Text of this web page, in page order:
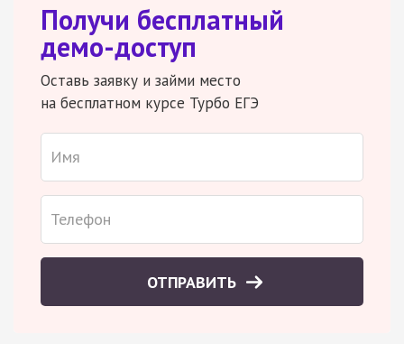
Получи бесплатный
демо-доступ
Оставь заявку и займи место
на бесплатном курсе Турбо ЕГЭ
ОТПРАВИТЬ